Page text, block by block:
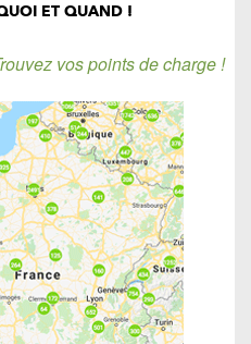
ET QUAND !
vos points de charge !